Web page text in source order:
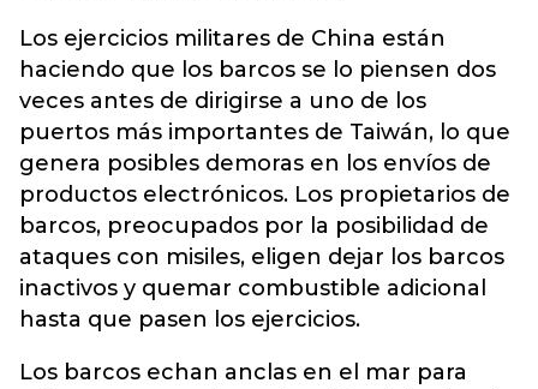
Los ejercicios militares de China están
haciendo que los barcos se lo piensen dos
veces antes de dirigirse a uno de los
puertos más importantes de Taiwán, lo que
genera posibles demoras en los envíos de
productos electrónicos. Los propietarios de
barcos, preocupados por la posibilidad de
ataques con misiles, eligen dejar los barcos
inactivos y quemar combustible adicional
hasta que pasen los ejercicios.
Los barcos echan anclas en el mar para